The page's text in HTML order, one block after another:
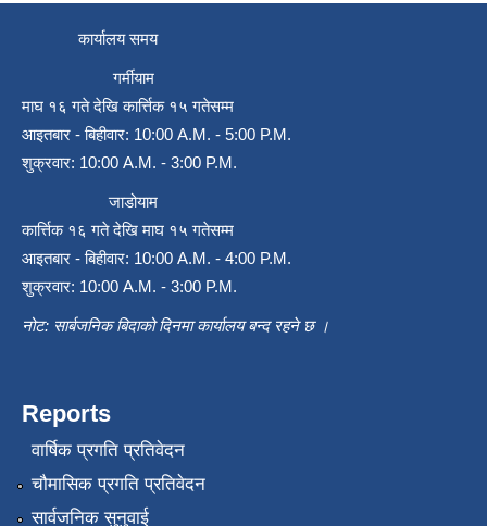
कार्यालय समय
गर्मीयाम
माघ १६ गते देखि कार्त्तिक १५ गतेसम्म
आइतबार - बिहीवार: 10:00 A.M. - 5:00 P.M.
शुक्रवार: 10:00 A.M. - 3:00 P.M.
जाडोयाम
कार्त्तिक १६ गते देखि माघ १५ गतेसम्म
आइतबार - बिहीवार: 10:00 A.M. - 4:00 P.M.
शुक्रवार: 10:00 A.M. - 3:00 P.M.
नोट: सार्बजनिक बिदाको दिनमा कार्यालय बन्द रहने छ ।
Reports
वार्षिक प्रगति प्रतिवेदन
चौमासिक प्रगति प्रतिवेदन
सार्वजनिक सुनुवाई